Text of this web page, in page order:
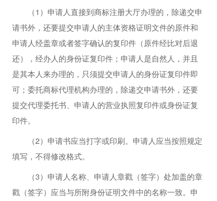
（1）申请人直接到商标注册大厅办理的，除递交申
请书外，还要提交申请人的主体资格证明文件的原件和
申请人经盖章或者签字确认的复印件（原件经比对后退
还），经办人的身份证复印件；申请人是自然人，并且
是其本人来办理的，只须提交申请人的身份证复印件即
可；委托商标代理机构办理的，除递交申请书外，还要
提交代理委托书、申请人的营业执照复印件或身份证复
印件。
（2）申请书应当打字或印刷。申请人应当按照规定
填写，不得修改格式。
（3）申请人名称、申请人章戳（签字）处加盖的章
戳（签字）应当与所附身份证明文件中的名称一致。申